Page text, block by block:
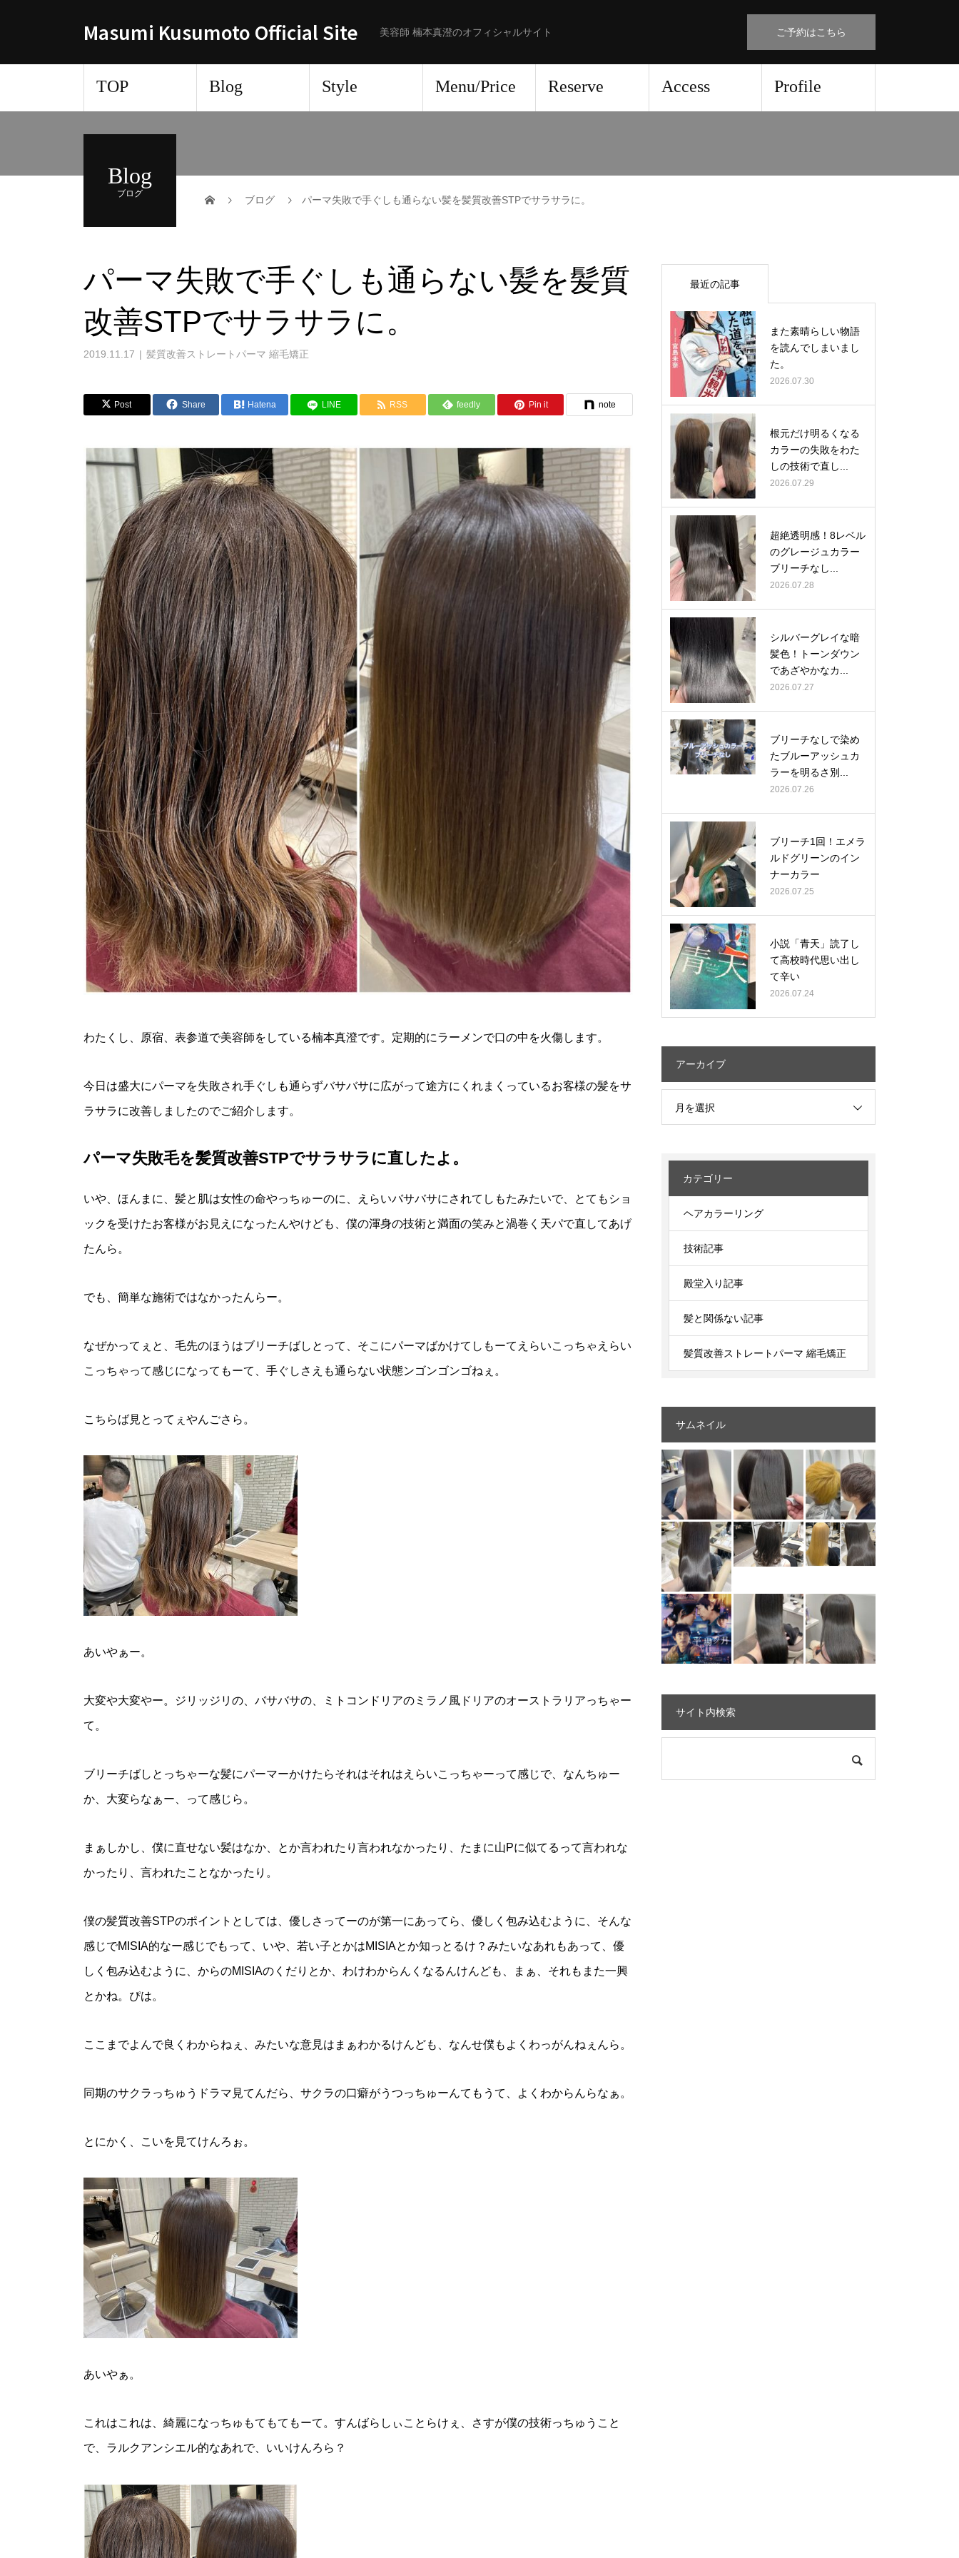
Masumi Kusumoto Official Site 美容師 楠本真澄のオフィシャルサイト ご予約はこちら
TOP Blog Style Menu/Price Reserve Access Profile
Blog
ブログ
ブログ パーマ失敗で手ぐしも通らない髪を髪質改善STPでサラサラに。
パーマ失敗で手ぐしも通らない髪を髪質
改善STPでサラサラに。
2019.11.17 髪質改善ストレートパーマ 縮毛矯正
Post Share Hatena LINE RSS feedly Pin it note
わたくし、原宿、表参道で美容師をしている楠本真澄です。定期的にラーメンで口の中を火傷します。
今日は盛大にパーマを失敗され手ぐしも通らずバサバサに広がって途方にくれまくっているお客様の髪をサ
ラサラに改善しましたのでご紹介します。
パーマ失敗毛を髪質改善STPでサラサラに直したよ。
いや、ほんまに、髪と肌は女性の命やっちゅーのに、えらいバサバサにされてしもたみたいで、とてもショ
ックを受けたお客様がお見えになったんやけども、僕の渾身の技術と満面の笑みと渦巻く天パで直してあげ
たんら。
でも、簡単な施術ではなかったんらー。
なぜかってぇと、毛先のほうはブリーチばしとって、そこにパーマばかけてしもーてえらいこっちゃえらい
こっちゃって感じになってもーて、手ぐしさえも通らない状態ンゴンゴンゴねぇ。
こちらば見とってぇやんごさら。
あいやぁー。
大変や大変やー。ジリッジリの、バサバサの、ミトコンドリアのミラノ風ドリアのオーストラリアっちゃー
て。
ブリーチばしとっちゃーな髪にパーマーかけたらそれはそれはえらいこっちゃーって感じで、なんちゅー
か、大変らなぁー、って感じら。
まぁしかし、僕に直せない髪はなか、とか言われたり言われなかったり、たまに山Pに似てるって言われな
かったり、言われたことなかったり。
僕の髪質改善STPのポイントとしては、優しさってーのが第一にあってら、優しく包み込むように、そんな
感じでMISIA的なー感じでもって、いや、若い子とかはMISIAとか知っとるけ？みたいなあれもあって、優
しく包み込むように、からのMISIAのくだりとか、わけわからんくなるんけんども、まぁ、それもまた一興
とかね。ぴは。
ここまでよんで良くわからねぇ、みたいな意見はまぁわかるけんども、なんせ僕もよくわっがんねぇんら。
同期のサクラっちゅうドラマ見てんだら、サクラの口癖がうつっちゅーんてもうて、よくわからんらなぁ。
とにかく、こいを見てけんろぉ。
あいやぁ。
これはこれは、綺麗になっちゅもてもてもーて。すんばらしぃことらけぇ、さすが僕の技術っちゅうこと
で、ラルクアンシエル的なあれで、いいけんろら？
最近の記事
また素晴らしい物語
を読んでしまいまし
た。
2026.07.30
根元だけ明るくなる
カラーの失敗をわた
しの技術で直し...
2026.07.29
超絶透明感！8レベル
のグレージュカラー
ブリーチなし...
2026.07.28
シルバーグレイな暗
髪色！トーンダウン
であざやかなカ...
2026.07.27
ブリーチなしで染め
たブルーアッシュカ
ラーを明るさ別...
2026.07.26
ブリーチ1回！エメラ
ルドグリーンのイン
ナーカラー
2026.07.25
小説「青天」読了し
て高校時代思い出し
て辛い
2026.07.24
アーカイブ
月を選択
カテゴリー
ヘアカラーリング
技術記事
殿堂入り記事
髪と関係ない記事
髪質改善ストレートパーマ 縮毛矯正
サムネイル
サイト内検索